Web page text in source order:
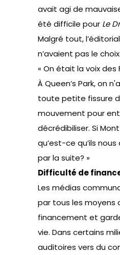
avait agi de
été difficile pour Le
Malgré tout,
n’avaient pas le choix.
« On était la voix
À Queen’s Park, on
toute petite fissure
mouvement pour
décrédibiliser. Si
qu’est-ce qu’ils
par la suite? »
Difficulté de
Les médias
par tous les moyens
financement et
vie. Dans certains
auditoires vers du